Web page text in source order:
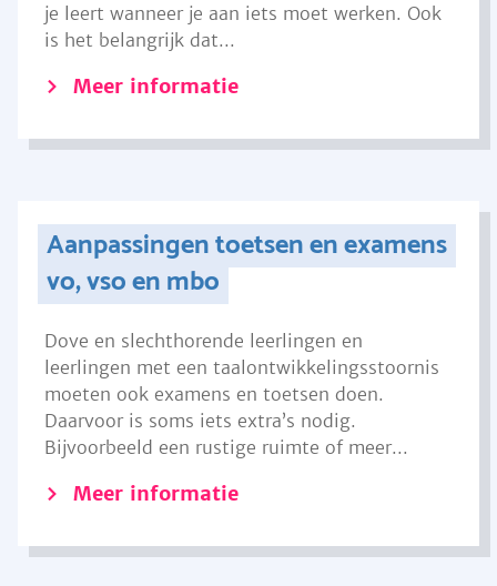
je leert wanneer je aan iets moet werken. Ook
is het belangrijk dat...
Meer informatie
Aanpassingen toetsen en examens
vo, vso en mbo
Dove en slechthorende leerlingen en
leerlingen met een taalontwikkelingsstoornis
moeten ook examens en toetsen doen.
Daarvoor is soms iets extra’s nodig.
Bijvoorbeeld een rustige ruimte of meer...
Meer informatie